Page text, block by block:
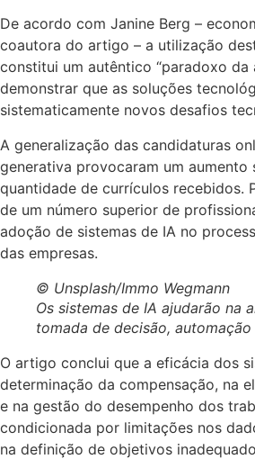
De acordo com Janine Berg –
coautora do artigo – a utilização
constitui um autêntico “paradoxo da
demonstrar que as soluções
sistematicamente novos desafios
A generalização das candidaturas
generativa provocaram um aumento
quantidade de currículos recebidos.
de um número superior de
adoção de sistemas de IA no
das empresas.
© Unsplash/Immo Wegmann
Os sistemas de IA ajudarão na
tomada de decisão,
O artigo conclui que a eficácia dos
determinação da compensação, na
e na gestão do desempenho dos
condicionada por limitações nos
na definição de objetivos